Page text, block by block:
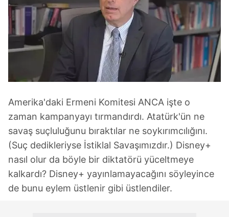
Amerika'daki Ermeni Komitesi ANCA işte o
zaman kampanyayı tırmandırdı. Atatürk'ün ne
savaş suçluluğunu bıraktılar ne soykırımcılığını.
(Suç dedikleriyse İstiklal Savaşımızdır.) Disney+
nasıl olur da böyle bir diktatörü yüceltmeye
kalkardı? Disney+ yayınlamayacağını söyleyince
de bunu eylem üstlenir gibi üstlendiler.